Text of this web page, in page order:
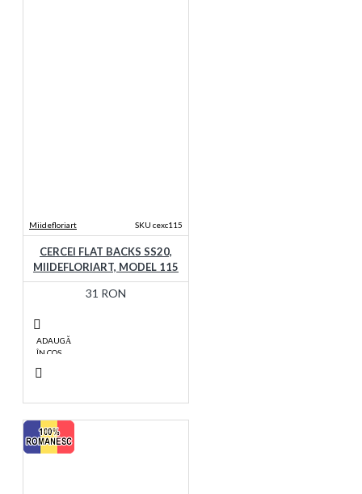
Miidefloriart SKU cexc115
CERCEI FLAT BACKS SS20,
MIIDEFLORIART, MODEL 115
31 RON
ADAUGĂ
ÎN COŞ